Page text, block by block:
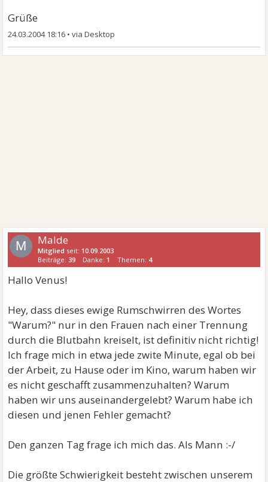
Grüße
24.03.2004 18:16 •
M Malde
Mitglied seit: 10.09.2003
Beiträge:39 Danke: 1 Themen: 4
Hallo Venus!
Hey, dass dieses ewige Rumschwirren des Wortes
"Warum?" nur in den Frauen nach einer Trennung
durch die Blutbahn kreiselt, ist definitiv nicht richtig!
Ich frage mich in etwa jede zwite Minute, egal ob bei
der Arbeit, zu Hause oder im Kino, warum haben wir
es nicht geschafft zusammenzuhalten? Warum
haben wir uns auseinandergelebt? Warum habe ich
diesen und jenen Fehler gemacht?
Den ganzen Tag frage ich mich das. Als Mann :-/
Die größte Schwierigkeit besteht zwischen unserem